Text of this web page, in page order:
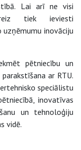
Lai arī ne visi
tiek ieviesti
inovāciju
pētniecību un
ar RTU.
speciālistu
inovatīvas
un tehnoloģiju
vidē.